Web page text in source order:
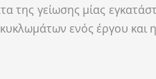
γείωσης μίας
ενός έργου και